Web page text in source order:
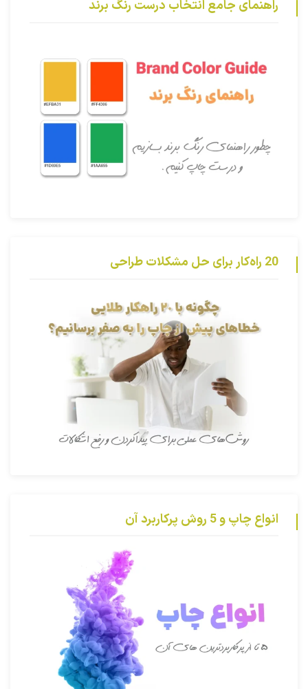
راهنمای جامع انتخاب درست رنگ برند
20 راه‌کار برای حل مشکلات طراحی
انواع چاپ و 5 روش پرکاربرد آن